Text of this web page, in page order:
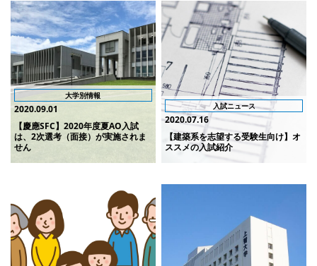
大学別情報
2020.09.01
【慶應SFC】2020年度夏AO入試
は、2次選考（面接）が実施されま
せん
入試ニュース
2020.07.16
【建築系を志望する受験生向け】オ
ススメの入試紹介